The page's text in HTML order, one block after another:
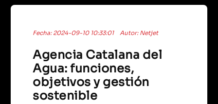
Fecha: 2024-09-10 10:33:01 Autor: Netjet
Agencia Catalana del
Agua: funciones,
objetivos y gestión
sostenible